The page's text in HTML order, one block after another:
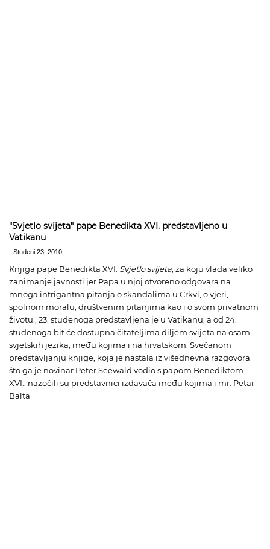
"Svjetlo svijeta" pape Benedikta XVI. predstavljeno u
Vatikanu
- Studeni 23, 2010
Knjiga pape Benedikta XVI. Svjetlo svijeta , za koju vlada veliko
zanimanje javnosti jer Papa u njoj otvoreno odgovara na
mnoga intrigantna pitanja o skandalima u Crkvi, o vjeri,
spolnom moralu, društvenim pitanjima kao i o svom privatnom
životu., 23. studenoga predstavljena je u Vatikanu, a od 24.
studenoga bit će dostupna čitateljima diljem svijeta na osam
svjetskih jezika, među kojima i na hrvatskom. Svečanom
predstavljanju knjige, koja je nastala iz višednevna razgovora
što ga je novinar Peter Seewald vodio s papom Benediktom
XVI., nazočili su predstavnici izdavača među kojima i mr. Petar
Balta